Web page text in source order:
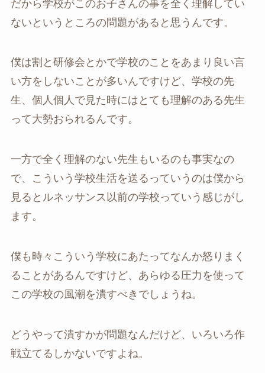
だから学校がこのお子さんの事を全く理解してい
ないというところの問題があると思うんです。
僕は割と研修会とかで学校のことをあまり良い言
い方をしないことが多いんですけど、学校の先
生、個人個人で見た時にはとても理解のある先生
って大勢おられるんです。
一方で全く理解のない先生もいるのも事実なの
で、こういう学校生活を送るっていうのは僕から
見るとルネッサンス以前の学校っていう感じがし
ます。
僕も時々こういう学校にあたってなんか怒りまく
ることがあるんですけど、あらゆる圧力を使って
この学校の風潮を潰すべきでしょうね。
どうやって潰すかが問題なんだけど、いろいろ作
戦立てるしかないですよね。